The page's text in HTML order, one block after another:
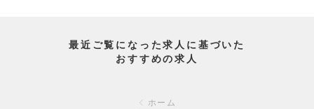
最近ご覧になった求人に基づいた
おすすめの求人
ホーム